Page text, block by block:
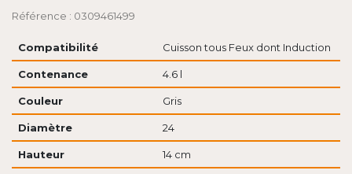
Référence : 0309461499
Compatibilité Cuisson tous Feux dont Induction
Contenance 4.6 l
Couleur Gris
Diamètre 24
Hauteur 14 cm